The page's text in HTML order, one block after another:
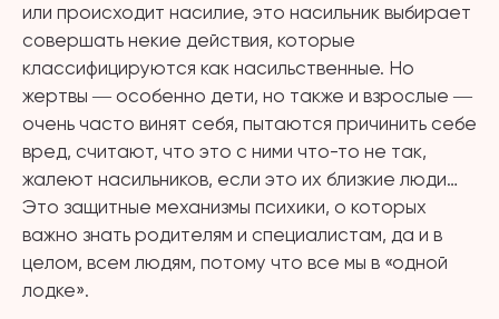
или происходит насилие, это насильник выбирает
совершать некие действия, которые
классифицируются как насильственные. Но
жертвы ― особенно дети, но также и взрослые ―
очень часто винят себя, пытаются причинить себе
вред, считают, что это с ними что-то не так,
жалеют насильников, если это их близкие люди…
Это защитные механизмы психики, о которых
важно знать родителям и специалистам, да и в
целом, всем людям, потому что все мы в «одной
лодке».